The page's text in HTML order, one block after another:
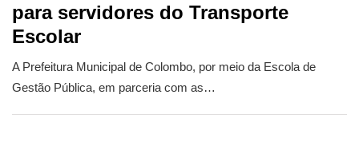
para servidores do Transporte
Escolar
A Prefeitura Municipal de Colombo, por meio da Escola de
Gestão Pública, em parceria com as…